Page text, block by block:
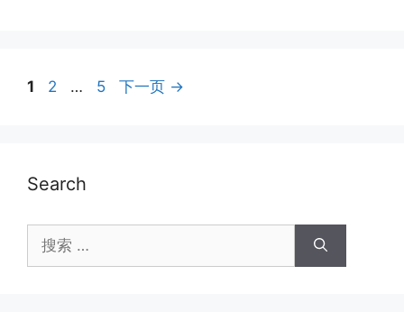
1 2 … 5 下一页 →
Search